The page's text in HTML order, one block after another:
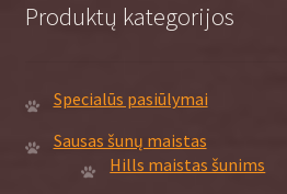
Produktų kategorijos
Specialūs pasiūlymai
Sausas šunų maistas
Hills maistas šunims